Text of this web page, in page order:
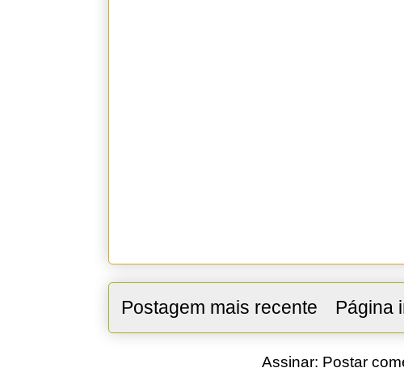
Postagem mais recente Página
Assinar: Postar